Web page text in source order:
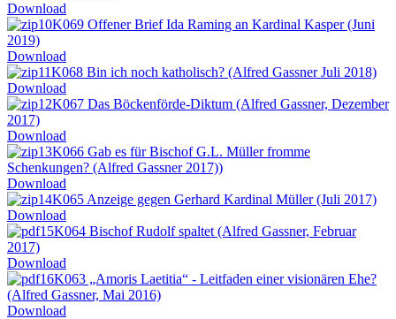
Download
K069 Offener Brief Ida Raming an Kardinal Kasper (Juni
2019)
Download
K068 Bin ich noch katholisch? (Alfred Gassner Juli 2018)
Download
K067 Das Böckenförde-Diktum (Alfred Gassner, Dezember
2017)
Download
K066 Gab es für Bischof G.L. Müller fromme
Schenkungen? (Alfred Gassner 2017))
Download
K065 Anzeige gegen Gerhard Kardinal Müller (Juli 2017)
Download
K064 Bischof Rudolf spaltet (Alfred Gassner, Februar
2017)
Download
K063 „Amoris Laetitia“ - Leitfaden einer visionären Ehe?
(Alfred Gassner, Mai 2016)
Download